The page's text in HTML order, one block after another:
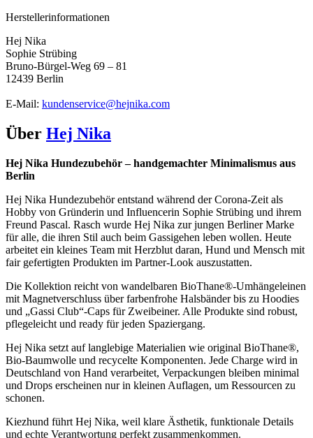
Herstellerinformationen
Hej Nika
Sophie Strübing
Bruno-Bürgel-Weg 69 – 81
12439 Berlin
E-Mail: kundenservice@hejnika.com
Über Hej Nika
Hej Nika Hundezubehör – handgemachter Minimalismus aus
Berlin
Hej Nika Hundezubehör entstand während der Corona-Zeit als
Hobby von Gründerin und Influencerin Sophie Strübing und ihrem
Freund Pascal. Rasch wurde Hej Nika zur jungen Berliner Marke
für alle, die ihren Stil auch beim Gassi­gehen leben wollen. Heute
arbeitet ein kleines Team mit Herzblut daran, Hund und Mensch mit
fair gefertigten Produkten im Partner-Look auszustatten.
Die Kollektion reicht von wandelbaren BioThane®-Umhängeleinen
mit Magnet­verschluss über farbenfrohe Halsbänder bis zu Hoodies
und „Gassi Club“-Caps für Zweibeiner. Alle Produkte sind robust,
pflegeleicht und ready für jeden Spazier­gang.
Hej Nika setzt auf langlebige Materialien wie original BioThane®,
Bio-Baumwolle und recycelte Komponenten. Jede Charge wird in
Deutschland von Hand verarbeitet, Verpackungen bleiben minimal
und Drops erscheinen nur in kleinen Auflagen, um Ressourcen zu
schonen.
Kiezhund führt Hej Nika, weil klare Ästhetik, funktionale Details
und echte Verantwortung perfekt zusammen­kommen.